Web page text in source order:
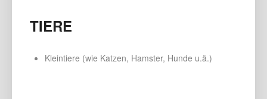
TIERE
Kleintiere (wie Katzen, Hamster, Hunde u.ä.)